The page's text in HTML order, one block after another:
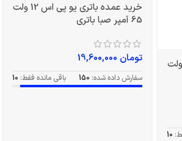
خرید عمده باتری یو پی اس 12 ولت
10
خرید عمده باتری یو پی اس 12 ولت
65 آمپر صبا باتری
تومان
سفارش داده شده: 150 باقی مانده فقط: 10